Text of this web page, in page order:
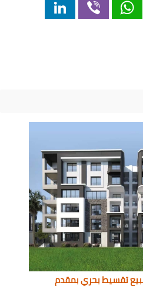
WhatsApp
تقسيط بحري بمقدم